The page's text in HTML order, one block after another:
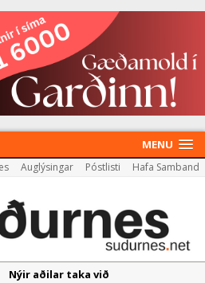
MENU
Auglýsingar Póstlisti Hafa Samband
Nýir aðilar taka við